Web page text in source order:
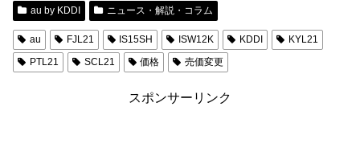
au by KDDI ニュース・解説・コラム
au FJL21 IS15SH ISW12K KDDI
KYL21
PTL21
SCL21 価格 売価変更
スポンサーリンク